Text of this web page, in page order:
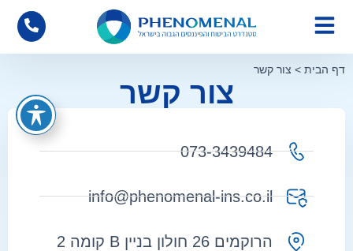
דף הבית > צור קשר
צור קשר
073-3439484
info@phenomenal-ins.co.il
הרוקמים 26 חולון בניין B קומה 2